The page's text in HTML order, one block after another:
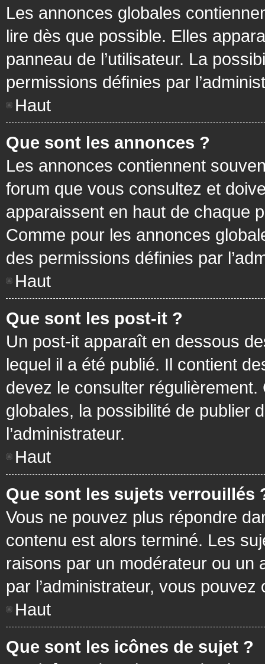
Les annonces globales
lire dès que possible. Elles
panneau de l’utilisateur. La
permissions définies par
Haut
Que sont les annonces ?
Les annonces contiennent
forum que vous consultez et
apparaissent en haut de chaque
Comme pour les annonces
des permissions définies par
Haut
Que sont les post-it ?
Un post-it apparaît en dessous
lequel il a été publié. Il contient
devez le consulter
globales, la possibilité de publier
l’administrateur.
Haut
Que sont les sujets verrouillés
Vous ne pouvez plus répondre
contenu est alors terminé. Les
raisons par un modérateur ou un
par l’administrateur, vous
Haut
Que sont les icônes de sujet ?